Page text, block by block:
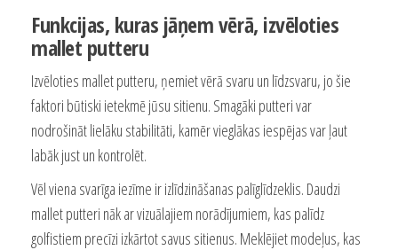
Funkcijas, kuras jāņem vērā, izvēloties
mallet putteru
Izvēloties mallet putteru, ņemiet vērā svaru un līdzsvaru, jo šie
faktori būtiski ietekmē jūsu sitienu. Smagāki putteri var
nodrošināt lielāku stabilitāti, kamēr vieglākas iespējas var ļaut
labāk just un kontrolēt.
Vēl viena svarīga iezīme ir izlīdzināšanas palīglīdzeklis. Daudzi
mallet putteri nāk ar vizuālajiem norādījumiem, kas palīdz
golfistiem precīzi izkārtot savus sitienus. Meklējiet modeļus, kas